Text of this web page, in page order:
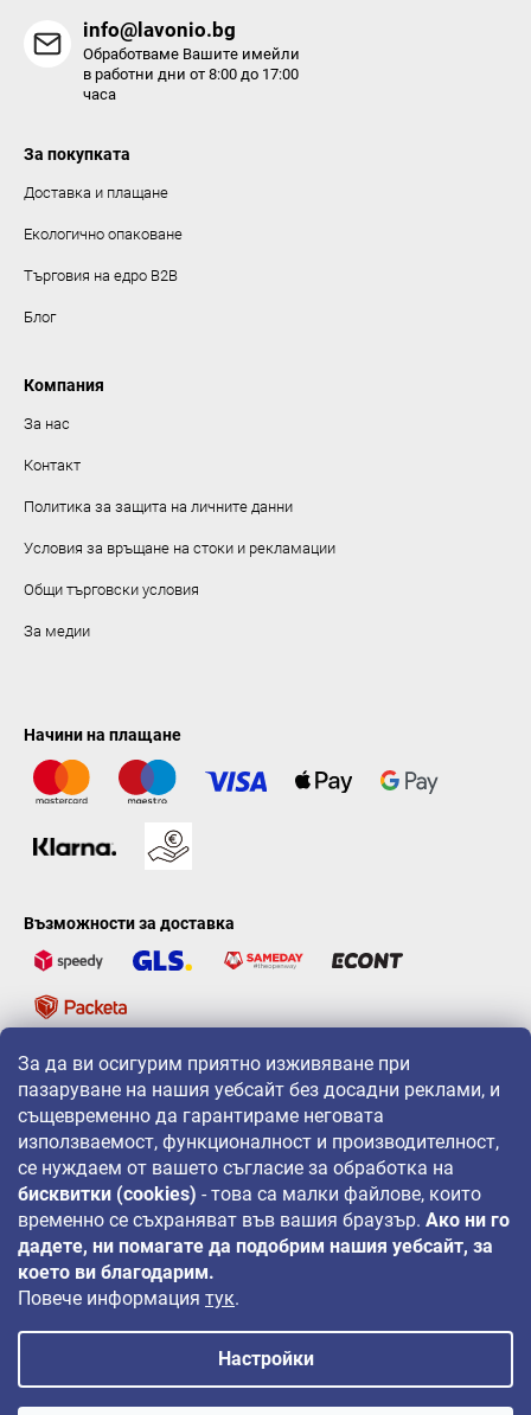
За да ви осигурим приятно изживяване при
пазаруване на нашия уебсайт без досадни реклами, и
същевременно да гарантираме неговата
използваемост, функционалност и производителност,
се нуждаем от вашето съгласие за обработка на
бисквитки (cookies) - това са малки файлове, които
временно се съхраняват във вашия браузър. Ако ни го
дадете, ни помагате да подобрим нашия уебсайт, за
което ви благодарим.
Повече информация тук.
Настройки
info@lavonio.bg
Обработваме Вашите имейли
в работни дни от 8:00 до 17:00
часа
За покупката
Доставка и плащане
Екологично опаковане
Търговия на едро B2B
Блог
Компания
За нас
Контакт
Политика за защита на личните данни
Условия за връщане на стоки и рекламации
Общи търговски условия
За медии
Начини на плащане
Възможности за доставка
LAVONIO по света
За промоции, игри и отстъпки ни следвайте на:
Авторско право 2026 LAVONIO.bg. Всички права запазени.